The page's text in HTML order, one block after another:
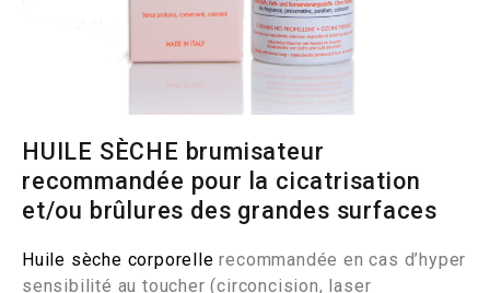
HUILE SÈCHE brumisateur
recommandée pour la cicatrisation
et/ou brûlures des grandes surfaces
Huile sèche corporelle recommandée en cas d’hyper
sensibilité au toucher (circoncision, laser